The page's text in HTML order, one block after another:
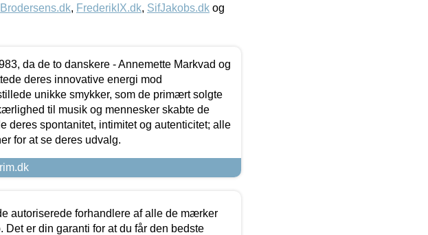
Brodersens.dk, FrederikIX.dk, SifJakobs.dk og
da de to danskere - Annemette Markvad og
deres innovative energi mod
unikke smykker, som de primært solgte
til musik og mennesker skabte de
deres spontanitet, intimitet og autenticitet; alle
for at se deres udvalg.
autoriserede forhandlere af alle de mærker
Det er din garanti for at du får den bedste